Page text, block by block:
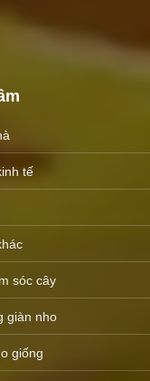
tế
sóc cây
giàn nho
giống